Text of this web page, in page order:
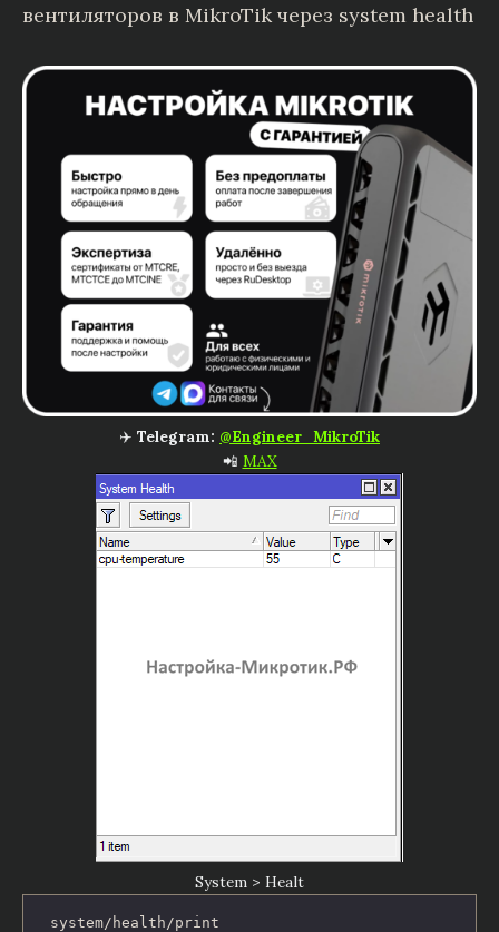
вентиляторов в MikroTik через system health
✈️ Telegram: @Engineer_MikroTik
📲 MAX
System > Healt
system/health/print